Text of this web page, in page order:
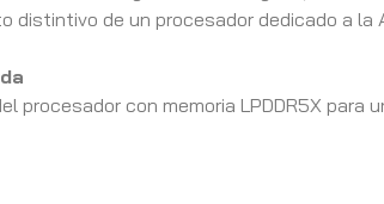
distintivo de un procesador dedicado a
procesador con memoria LPDDR5X